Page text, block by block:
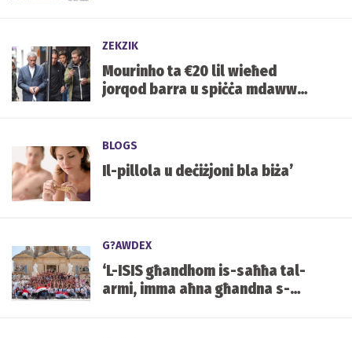
ZEKZIK
Mourinho ta €20 lil wieħed
jorqod barra u spiċċa mdawwar
BLOGS
Il-pillola u deċiżjoni bla biża’
G?AWDEX
‘L-ISIS għandhom is-saħħa tal-
armi, imma aħna għandna s-